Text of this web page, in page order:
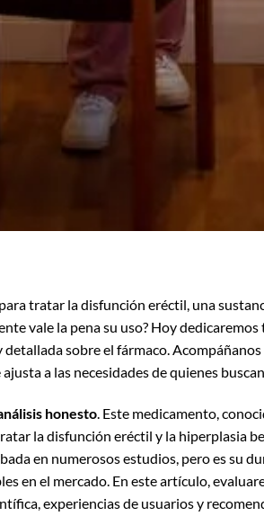
tratar la disfunción eréctil, una
vale la pena su uso? Hoy
sobre el fármaco. Acompáñanos
a las necesidades de quienes
honesto. Este medicamento,
la disfunción eréctil y la hiperplasia
en numerosos estudios, pero es su
en el mercado. En este artículo,
experiencias de usuarios y